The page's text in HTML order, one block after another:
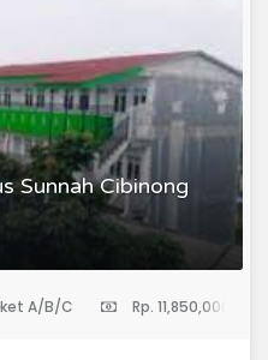
Sunnah Cibinong
A/B/C Rp. 11,850,000